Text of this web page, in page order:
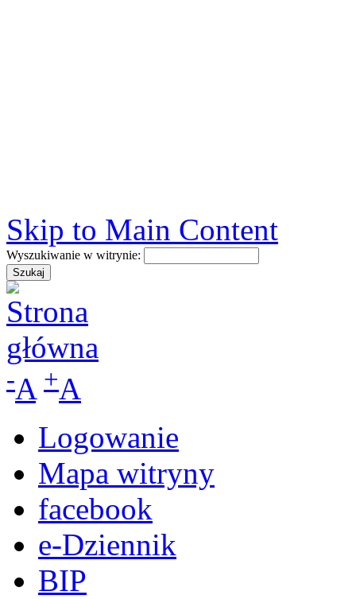
Skip to Main Content
Wyszukiwanie w witrynie:
-A +A
Logowanie
Mapa witryny
facebook
e-Dziennik
BIP